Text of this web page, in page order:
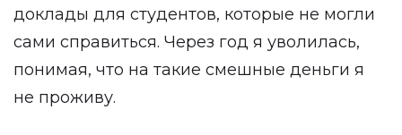
доклады для студентов, которые не могли
сами справиться. Через год я уволилась,
понимая, что на такие смешные деньги я
не проживу.